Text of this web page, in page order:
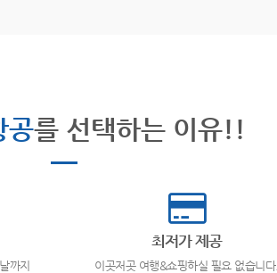
공를 선택하는 이유!!
까지
최저가 제공
이곳저곳 여행&쇼핑하실 필요 없습니다.